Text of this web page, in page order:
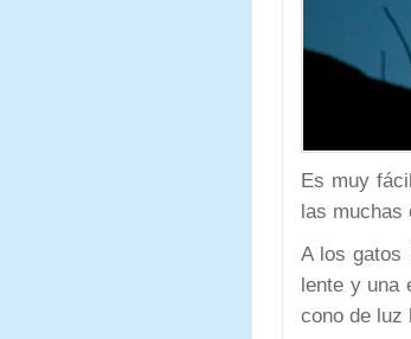
Es muy
las muchas
A los gatos
lente y una
cono de luz